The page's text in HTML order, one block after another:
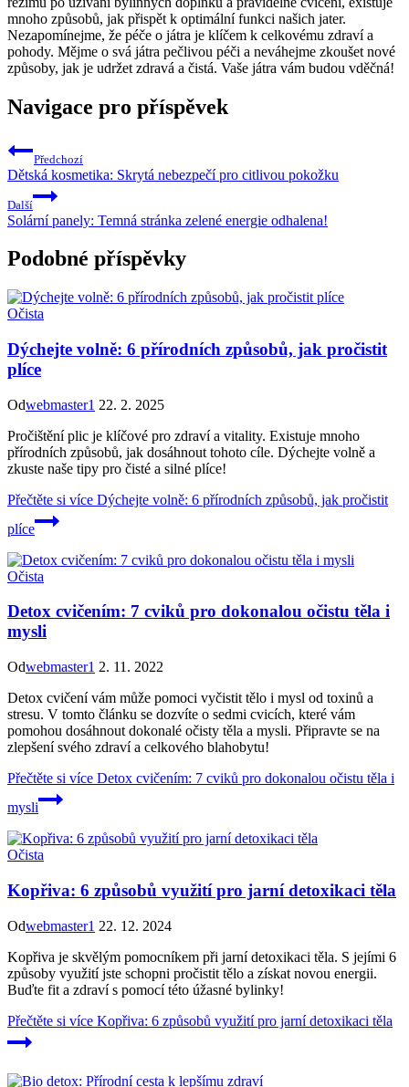
mnoho způsobů, jak přispět k optimální funkci našich jater.
Nezapomínejme, že péče o játra je klíčem k celkovému zdraví a
pohody. Mějme o svá játra pečlivou péči a neváhejme zkoušet nové
způsoby, jak je udržet zdravá a čistá. Vaše játra vám budou vděčná!
Navigace pro příspěvek
Předchozí
Dětská kosmetika: Skrytá nebezpečí pro citlivou pokožku
Další
Solární panely: Temná stránka zelené energie odhalena!
Podobné příspěvky
Očista
Dýchejte volně: 6 přírodních způsobů, jak pročistit
plíce
Odwebmaster1 22. 2. 2025
Pročištění plic je klíčové pro zdraví a vitality. Existuje mnoho
přírodních způsobů, jak dosáhnout tohoto cíle. Dýchejte volně a
zkuste naše tipy pro čisté a silné plíce!
Přečtěte si více Dýchejte volně: 6 přírodních způsobů, jak pročistit
plíce
Očista
Detox cvičením: 7 cviků pro dokonalou očistu těla i
mysli
Odwebmaster1 2. 11. 2022
Detox cvičení vám může pomoci vyčistit tělo i mysl od toxinů a
stresu. V tomto článku se dozvíte o sedmi cvicích, které vám
pomohou dosáhnout dokonalé očisty těla a mysli. Připravte se na
zlepšení svého zdraví a celkového blahobytu!
Přečtěte si více Detox cvičením: 7 cviků pro dokonalou očistu těla i
mysli
Očista
Kopřiva: 6 způsobů využití pro jarní detoxikaci těla
Odwebmaster1 22. 12. 2024
Kopřiva je skvělým pomocníkem při jarní detoxikaci těla. S jejími 6
způsoby využití jste schopni pročistit tělo a získat novou energii.
Buďte fit a zdraví s pomocí této úžasné bylinky!
Přečtěte si více Kopřiva: 6 způsobů využití pro jarní detoxikaci těla